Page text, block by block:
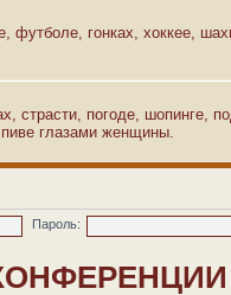
футболе, гонках, хоккее,
страсти, погоде, шопинге,
глазами женщины.
Пароль: